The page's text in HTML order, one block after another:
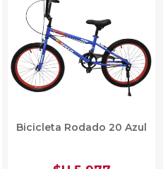
Bicicleta Rodado 20 Azul